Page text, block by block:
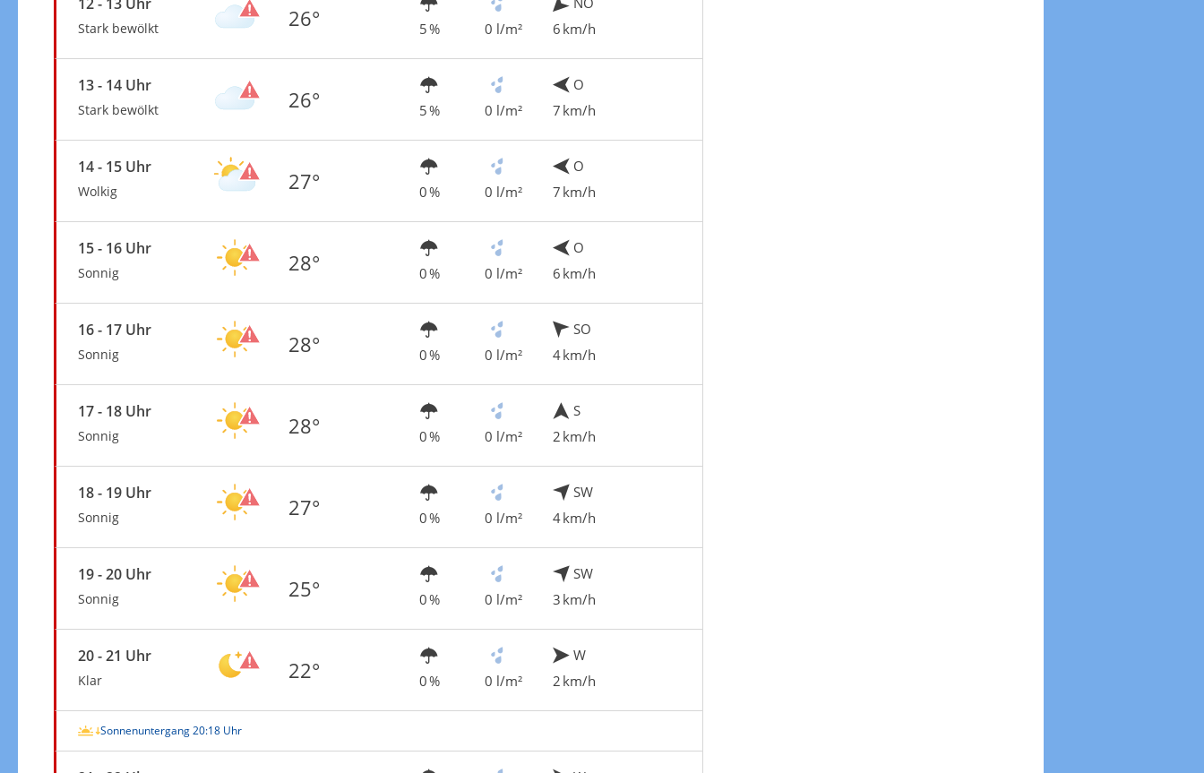
Stark bewölkt 26° 5 % 0 l/m²
6 km/h
13 - 14 Uhr
Stark bewölkt 26° 5 % 0 l/m²
O
7 km/h
14 - 15 Uhr
Wolkig 27° 0 % 0 l/m²
O
7 km/h
15 - 16 Uhr
Sonnig 28° 0 % 0 l/m²
O
6 km/h
16 - 17 Uhr
Sonnig 28° 0 % 0 l/m²
SO
4 km/h
17 - 18 Uhr
Sonnig 28° 0 % 0 l/m²
S
2 km/h
18 - 19 Uhr
Sonnig 27° 0 % 0 l/m²
SW
4 km/h
19 - 20 Uhr
Sonnig 25° 0 % 0 l/m²
SW
3 km/h
20 - 21 Uhr
Klar 22° 0 % 0 l/m²
W
2 km/h
Sonnenuntergang 20:18 Uhr